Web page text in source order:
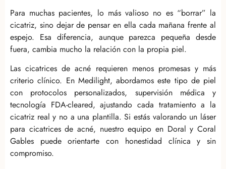
Para muchas pacientes, lo más valioso no es “borrar” la
cicatriz, sino dejar de pensar en ella cada mañana frente al
espejo. Esa diferencia, aunque parezca pequeña desde
fuera, cambia mucho la relación con la propia piel.
Las cicatrices de acné requieren menos promesas y más
criterio clínico. En Medilight, abordamos este tipo de piel
con protocolos personalizados, supervisión médica y
tecnología FDA-cleared, ajustando cada tratamiento a la
cicatriz real y no a una plantilla. Si estás valorando un láser
para cicatrices de acné, nuestro equipo en Doral y Coral
Gables puede orientarte con honestidad clínica y sin
compromiso.